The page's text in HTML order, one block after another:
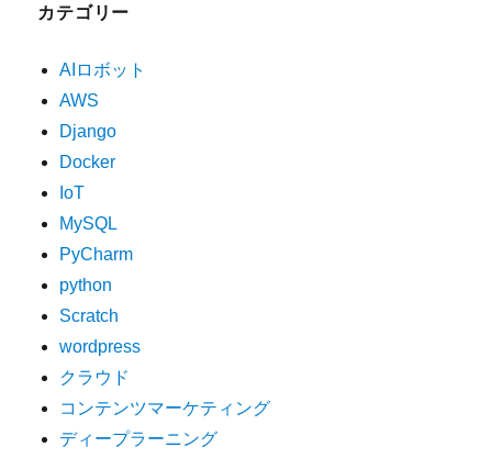
カテゴリー
AIロボット
AWS
Django
Docker
IoT
MySQL
PyCharm
python
Scratch
wordpress
クラウド
コンテンツマーケティング
ディープラーニング